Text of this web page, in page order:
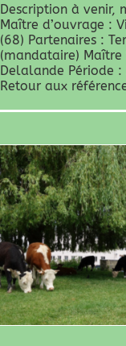
Description à venir,
Maître d’ouvrage :
(68) Partenaires :
(mandataire) Maître
Delalande Période
Retour aux